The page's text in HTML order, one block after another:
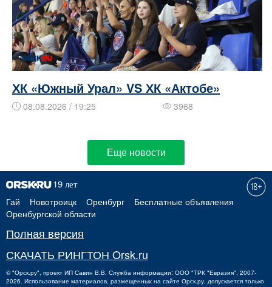
ХК «Южный Урал» VS ХК «Актобе»
08.08.2026 / 19:25 3968
Еще новости
Гай Новотроицк Оренбург
Бесплатные объявления
Оренбургской области
Полная версия
СКАЧАТЬ РИНГТОН Orsk.ru
©"Орск.ру", проект ИП Савин В.В. Служба информации: ООО "ТРК "Евразия", 2007-
2026. Использование материалов, размещенных на сайте Орск.ру, допускается только